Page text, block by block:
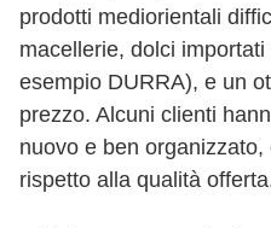
prodotti mediorientali
macellerie, dolci
esempio DURRA), e un
prezzo. Alcuni clienti
nuovo e ben
rispetto alla qualità